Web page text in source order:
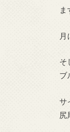
ま
そ
ブ
サ
尻